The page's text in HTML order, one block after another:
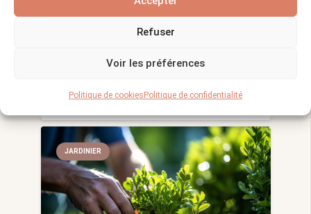
Refuser
Voir les préférences
Politique de cookiesPolitique de confidentialité
impact ?
JARDINIER